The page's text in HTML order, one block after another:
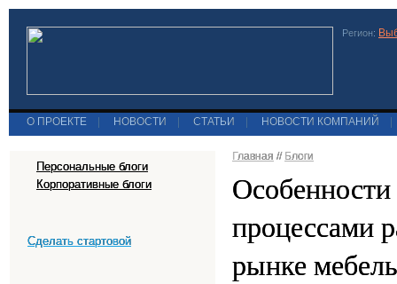
Регион:
О ПРОЕКТЕ НОВОСТИ СТАТЬИ НОВОСТИ КОМПАНИЙ
Персональные блоги
Корпоративные блоги
Сделать стартовой
Главная // Блоги
процессами
рынке